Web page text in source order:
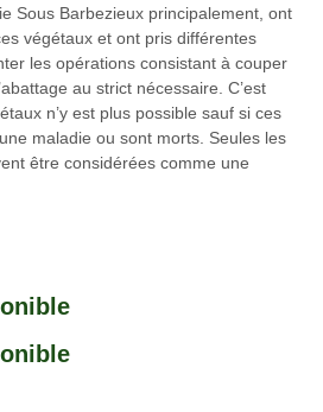
Sous Barbezieux principalement, ont
végétaux et ont pris différentes
les opérations consistant à couper
au strict nécessaire. C’est
n’y est plus possible sauf si ces
maladie ou sont morts. Seules les
être considérées comme une